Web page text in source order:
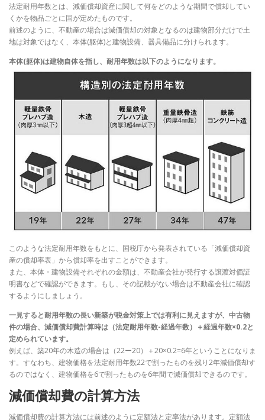
法定耐用年数とは、減価償却資産に関して何をどのような期間で償却してい
くかを物品ごとに国が定めたものです。
前述のように、不動産の場合は減価償却の対象となるのは建物部分だけで土
地は対象ではなく、本体(躯体)と建物設備、器具備品に分けられます。
本体(躯体)は建物自体を指し、耐用年数は以下のようになります。
このような法定耐用年数をもとに、国税庁から発表されている「減価償却資
産の償却率表」から償却率を出すことができます。
また、本体・建物設備それぞれの金額は、不動産会社が発行する譲渡対価証
明書などで確認ができます。もし、その記載がない場合は不動産会社に確認
するようにしましょう。
一見すると耐用年数の長い新築が税金対策上では有利に見えますが、中古物
件の場合、減価償却費計算時は（法定耐用年数-経過年数）＋経過年数×0.2と
定められています。
例えば、築20年の木造の場合は（22ー20）＋20×0.2=6年ということになりま
す。すなわち、建物価格を法定耐用年数22で割ったものを残り2年減価償却す
るのではなく、建物価格を6で割ったものを6年間で減価償却できるのです。
減価償却費の計算方法
減価償却費の計算方法には前述のように定額法と定率法があります。定額法